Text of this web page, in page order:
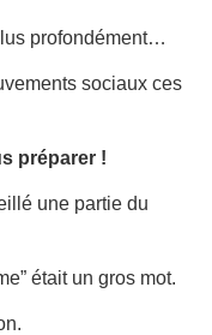
profondément…
sociaux ces
préparer !
une partie du
était un gros mot.